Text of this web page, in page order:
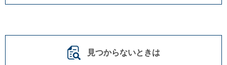
見つからないときは